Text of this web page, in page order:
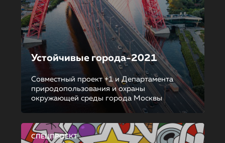
Устойчивые города-2021
Совместный проект +1 и Департамента
природопользования и охраны
окружающей среды города Москвы
СПЕЦПРОЕКТ